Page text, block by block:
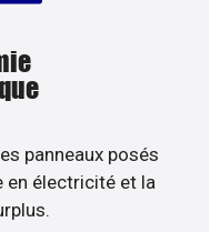
panneaux posés
en électricité et la